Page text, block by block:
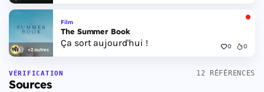
+2 autres
Film
The Summer Book
Ça sort aujourd'hui ! 0 0
VÉRIFICATION
Sources
12 RÉFÉRENCES